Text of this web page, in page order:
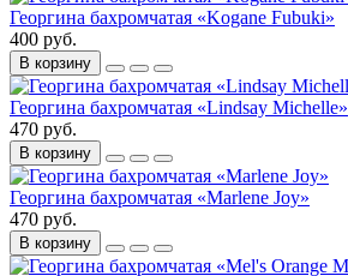
Георгина бахромчатая «Kogane Fubuki»
400 руб.
В корзину
Георгина бахромчатая «Lindsay Michelle»
470 руб.
В корзину
Георгина бахромчатая «Marlene Joy»
470 руб.
В корзину